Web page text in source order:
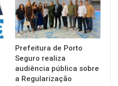
Prefeitura de Porto
Seguro realiza
audiência pública sobre
a Regularização